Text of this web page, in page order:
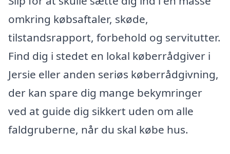
omkring købsaftaler, skøde,
tilstandsrapport, forbehold og servitutter.
Find dig i stedet en lokal køberrådgiver i
Jersie eller anden seriøs køberrådgivning,
der kan spare dig mange bekymringer
ved at guide dig sikkert uden om alle
faldgruberne, når du skal købe hus.